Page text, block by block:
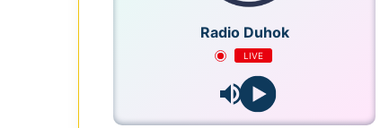
Radio Duhok
LIVE